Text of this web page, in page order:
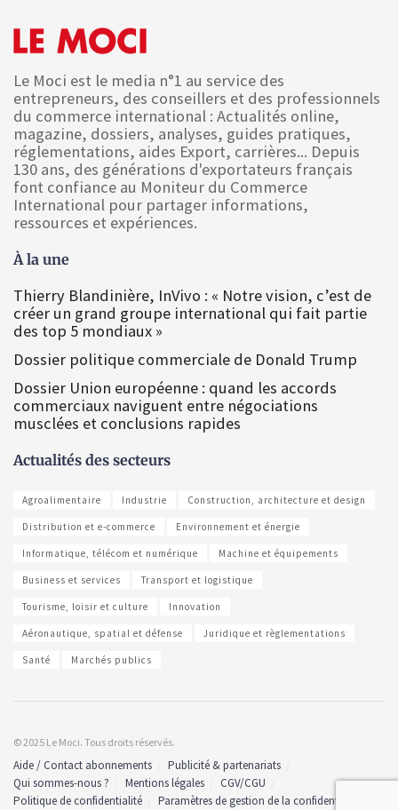
Le Moci est le media n°1 au service des
entrepreneurs, des conseillers et des professionnels
du commerce international : Actualités online,
magazine, dossiers, analyses, guides pratiques,
réglementations, aides Export, carrières... Depuis
130 ans, des générations d'exportateurs français
font confiance au Moniteur du Commerce
International pour partager informations,
ressources et expériences.
À la une
Thierry Blandinière, InVivo : « Notre vision, c’est de
créer un grand groupe international qui fait partie
des top 5 mondiaux »
Dossier politique commerciale de Donald Trump
Dossier Union européenne : quand les accords
commerciaux naviguent entre négociations
musclées et conclusions rapides
Actualités des secteurs
Agroalimentaire Industrie Construction, architecture et design
Distribution et e-commerce Environnement et énergie
Informatique, télécom et numérique Machine et équipements
Business et services Transport et logistique
Tourisme, loisir et culture Innovation
Aéronautique, spatial et défense Juridique et règlementations
Santé Marchés publics
© 2025 Le Moci. Tous droits réservés.
Aide / Contact abonnements
Publicité & partenariats
Qui sommes-nous ?
Mentions légales
CGV/CGU
Politique de confidentialité
Paramètres de gestion de la confidentialité